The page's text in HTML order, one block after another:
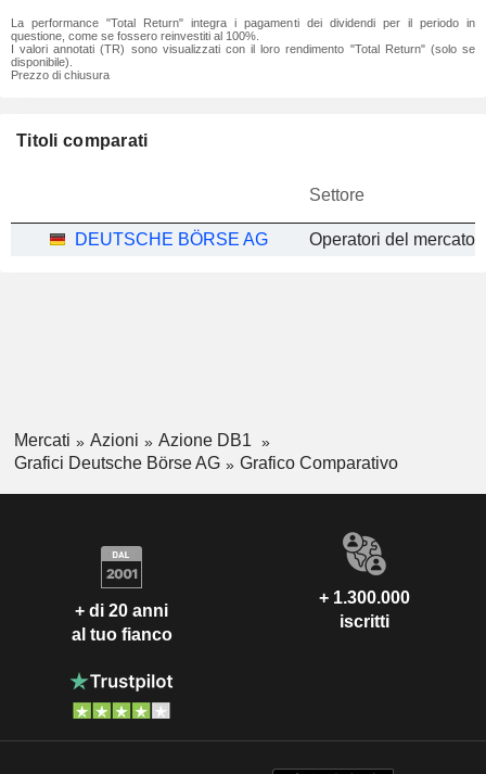
La performance "Total Return" integra i pagamenti dei dividendi per il periodo in
questione, come se fossero reinvestiti al 100%.
I valori annotati (TR) sono visualizzati con il loro rendimento "Total Return" (solo se
disponibile).
Prezzo di chiusura
Titoli comparati
Settore
DEUTSCHE BÖRSE AG
Mercati Azioni
Azione DB1
Grafici Deutsche Börse AG
Grafico Comparativo
+ di 20 anni
al tuo fianco
+ 1.300.000
iscritti